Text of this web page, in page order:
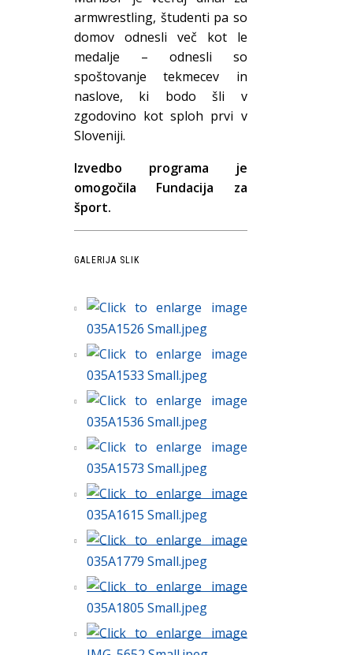
armwrestling, študenti pa so
domov odnesli več kot le
medalje – odnesli so
spoštovanje tekmecev in
naslove, ki bodo šli v
zgodovino kot sploh prvi v
Sloveniji.
Izvedbo programa je
omogočila Fundacija za
šport.
GALERIJA SLIK